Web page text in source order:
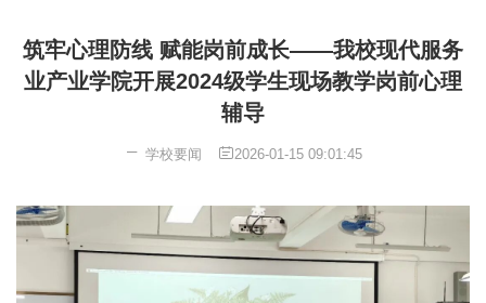
筑牢心理防线 赋能岗前成长——我校现代服务
业产业学院开展2024级学生现场教学岗前心理
辅导
学校要闻 2026-01-15 09:01:45